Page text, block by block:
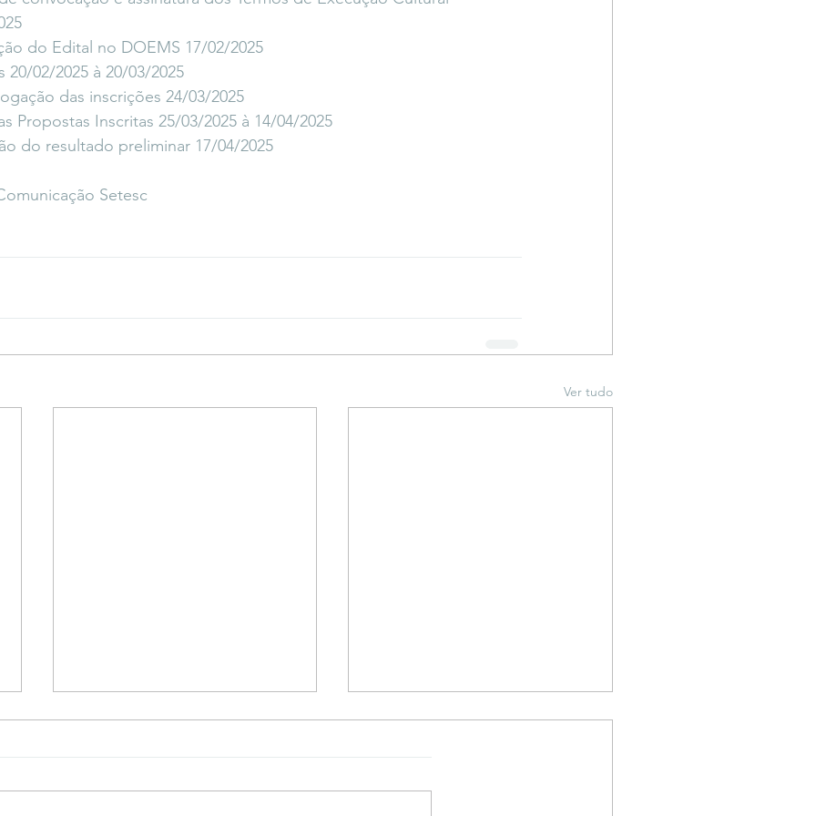
do Edital no DOEMS 17/02/2025
02/2025 à 20/03/2025
das inscrições 24/03/2025
Propostas Inscritas 25/03/2025 à 14/04/2025
do resultado preliminar 17/04/2025
Setesc
Ver tudo